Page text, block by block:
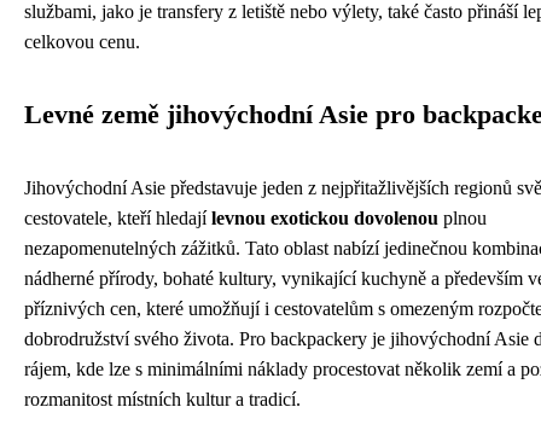
službami, jako je transfery z letiště nebo výlety, také často přináší
celkovou cenu.
Levné země jihovýchodní Asie pro
Jihovýchodní Asie představuje jeden z nejpřitažlivějších regionů
cestovatele, kteří hledajílevnou exotickou dovolenou plnou
nezapomenutelných zážitků. Tato oblast nabízí jedinečnou
nádherné přírody, bohaté kultury, vynikající kuchyně a především
příznivých cen, které umožňují i cestovatelům s omezeným
dobrodružství svého života. Pro backpackery je jihovýchodní Asie
rájem, kde lze s minimálními náklady procestovat několik zemí a
rozmanitost místních kultur a tradicí.